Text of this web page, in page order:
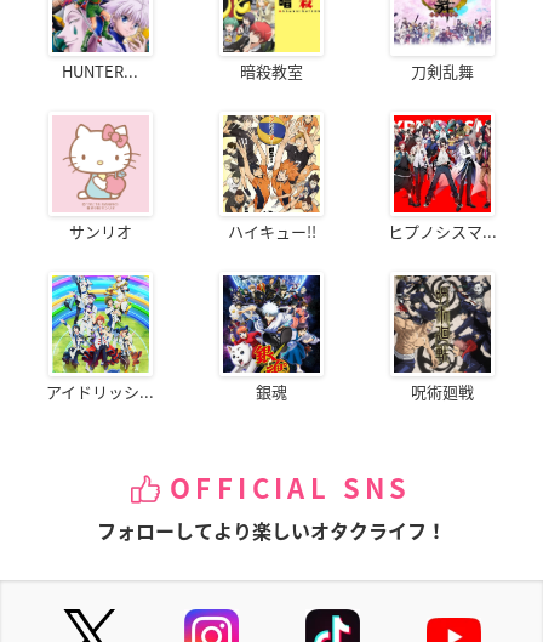
HUNTER... 暗殺教室 刀剣乱舞
サンリオ ハイキュー!! ヒプノシスマ...
アイドリッシ... 銀魂 呪術廻戦
OFFICIAL SNS
フォローしてより楽しいオタクライフ！